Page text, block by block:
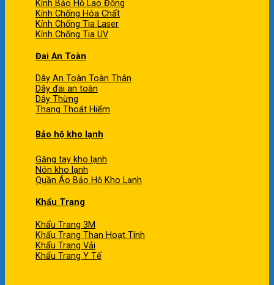
Kính Bảo Hộ Lao Động
Kính Chống Hóa Chất
Kính Chống Tia Laser
Kính Chống Tia UV
Đai An Toàn
Dây An Toàn Toàn Thân
Dây đai an toàn
Dây Thừng
Thang Thoát Hiểm
Bảo hộ kho lạnh
Găng tay kho lạnh
Nón kho lạnh
Quần Áo Bảo Hộ Kho Lạnh
Khẩu Trang
Khẩu Trang 3M
Khẩu Trang Than Hoạt Tính
Khẩu Trang Vải
Khẩu Trang Y Tế